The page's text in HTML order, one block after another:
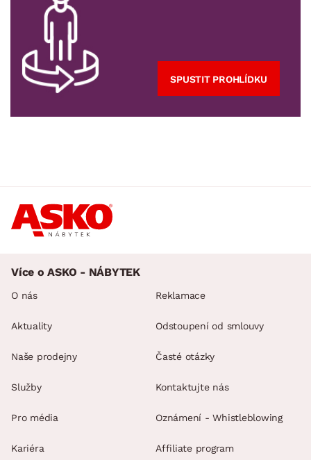
SPUSTIT PROHLÍDKU
Více o ASKO - NÁBYTEK
O nás
Aktuality
Naše prodejny
Služby
Pro média
Kariéra
Reklamace
Odstoupení od smlouvy
Časté otázky
Kontaktujte nás
Oznámení - Whistleblowing
Affiliate program